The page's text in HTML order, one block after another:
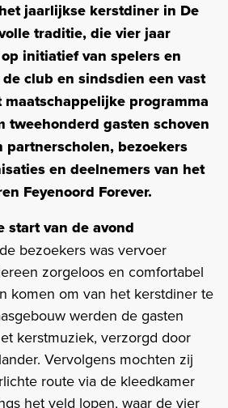
jaarlijkse kerstdiner in De
traditie, die vier jaar
initiatief van spelers en
club en sindsdien een vast
programma
tweehonderd gasten schoven
partnerscholen, bezoekers
en deelnemers van het
Feyenoord Forever.
start van de avond
bezoekers was vervoer
zorgeloos en comfortabel
komen om van het kerstdiner te
werden de gasten
kerstmuziek, verzorgd door
Vervolgens mochten zij
route via de kleedkamer
het veld lopen, waar de vier